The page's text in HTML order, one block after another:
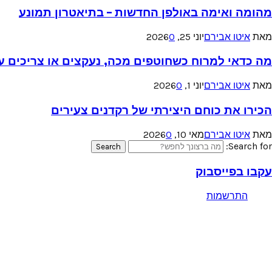
מהומה ואימה באולפן החדשות – בתיאטרון תמונע
מאת איטו אבירםיוני 25, 2026 0
מה כדאי למרוח כשחוטפים מכה, נעקצים או צריכים
מאת איטו אבירםיוני 1, 2026 0
הכירו את כוחם היצירתי של רקדנים צעירים
מאת איטו אבירםמאי 10, 2026
0
Search for:
Search
עקבו בפייסבוק
התרשמות